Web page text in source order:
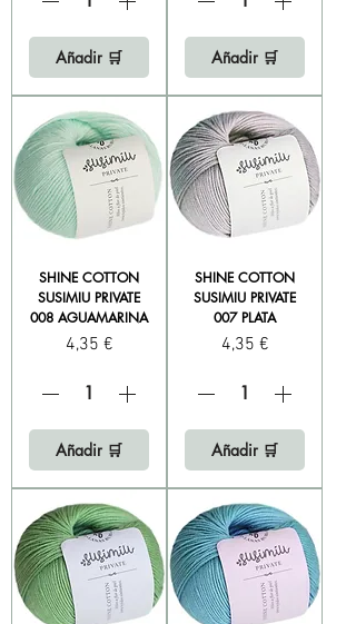
Añadir 🛒 Añadir 🛒
SHINE COTTON
SUSIMIU PRIVATE
008 AGUAMARINA
Precio
4,35 €
Añadir 🛒
SHINE COTTON
SUSIMIU PRIVATE
007 PLATA
Precio
4,35 €
Añadir 🛒